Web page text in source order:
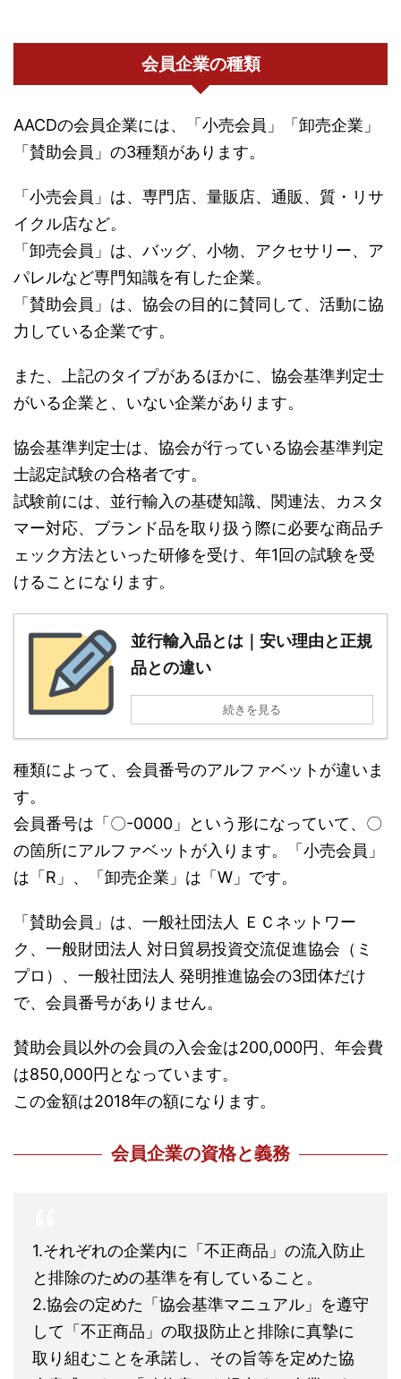
会員企業の種類
AACDの会員企業には、「小売会員」「卸売企業」
「賛助会員」の3種類があります。
「小売会員」は、専門店、量販店、通販、質・リサ
イクル店など。
「卸売会員」は、バッグ、小物、アクセサリー、ア
パレルなど専門知識を有した企業。
「賛助会員」は、協会の目的に賛同して、活動に協
力している企業です。
また、上記のタイプがあるほかに、協会基準判定士
がいる企業と、いない企業があります。
協会基準判定士は、協会が行っている協会基準判定
士認定試験の合格者です。
試験前には、並行輸入の基礎知識、関連法、カスタ
マー対応、ブランド品を取り扱う際に必要な商品チ
ェック方法といった研修を受け、年1回の試験を受
けることになります。
並行輸入品とは｜安い理由と正規
品との違い
続きを見る
種類によって、会員番号のアルファベットが違いま
す。
会員番号は「〇-0000」という形になっていて、〇
の箇所にアルファベットが入ります。「小売会員」
は「R」、「卸売企業」は「W」です。
「賛助会員」は、一般社団法人 ＥＣネットワー
ク、一般財団法人 対日貿易投資交流促進協会（ミ
プロ）、一般社団法人 発明推進協会の3団体だけ
で、会員番号がありません。
賛助会員以外の会員の入会金は200,000円、年会費
は850,000円となっています。
この金額は2018年の額になります。
会員企業の資格と義務
1.それぞれの企業内に「不正商品」の流入防止
と排除のための基準を有していること。
2.協会の定めた「協会基準マニュアル」を遵守
して「不正商品」の取扱防止と排除に真摯に
取り組むことを承諾し、その旨等を定めた協